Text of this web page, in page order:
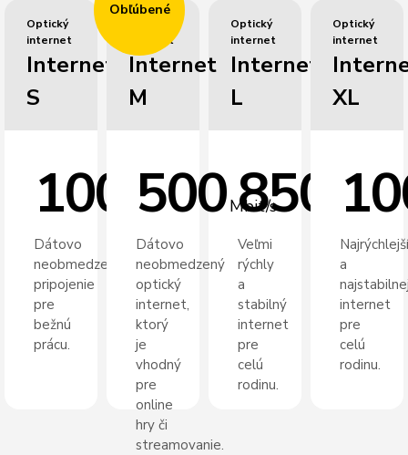
Optický
internet
Internet
S
100 Mbit/s
Dátovo
neobmedzené
pripojenie
pre
bežnú
prácu.
Obľúbené
internet
Internet
M
500 Mbit/s
Dátovo
neobmedzený
optický
internet,
ktorý
je
vhodný
pre
online
hry či
streamovanie.
Optický
internet
Internet
L
850 Mbit/s
Veľmi
rýchly
a
stabilný
internet
pre
celú
rodinu.
Optický
internet
XL
Najrýchlejší
a
internet
pre
celú
rodinu.